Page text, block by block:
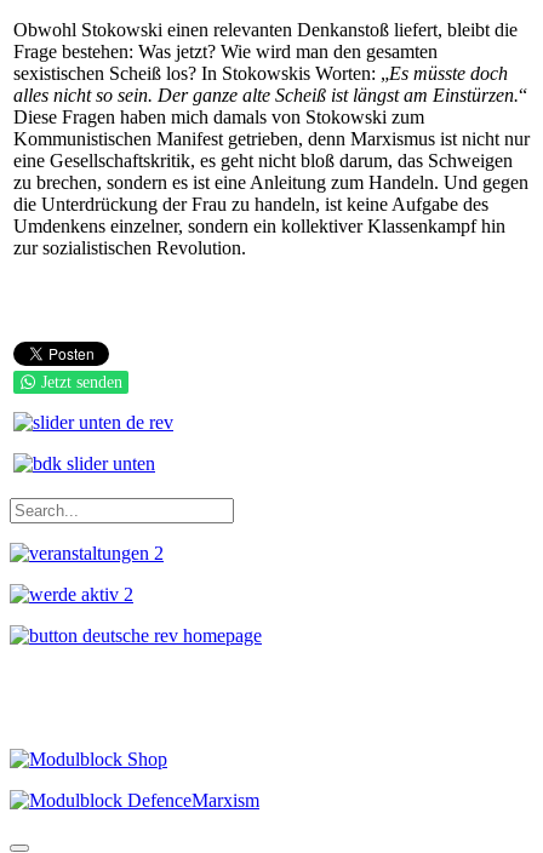
Obwohl Stokowski einen relevanten Denkanstoß liefert, bleibt die
Frage bestehen: Was jetzt? Wie wird man den gesamten
sexistischen Scheiß los? In Stokowskis Worten: „Es müsste doch
alles nicht so sein. Der ganze alte Scheiß ist längst am Einstürzen.“
Diese Fragen haben mich damals von Stokowski zum
Kommunistischen Manifest getrieben, denn Marxismus ist nicht nur
eine Gesellschaftskritik, es geht nicht bloß darum, das Schweigen
zu brechen, sondern es ist eine Anleitung zum Handeln. Und gegen
die Unterdrückung der Frau zu handeln, ist keine Aufgabe des
Umdenkens einzelner, sondern ein kollektiver Klassenkampf hin
zur sozialistischen Revolution.
Jetzt senden